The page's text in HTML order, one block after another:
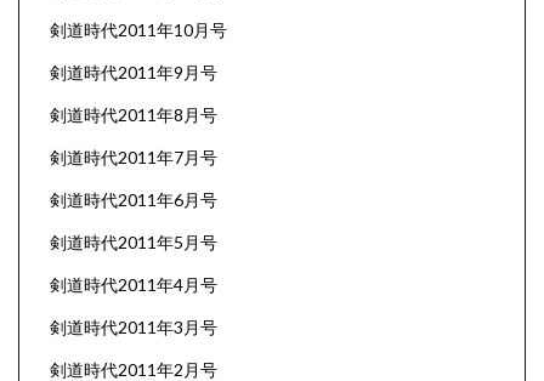
剣道時代2011年10月号
剣道時代2011年9月号
剣道時代2011年8月号
剣道時代2011年7月号
剣道時代2011年6月号
剣道時代2011年5月号
剣道時代2011年4月号
剣道時代2011年3月号
剣道時代2011年2月号